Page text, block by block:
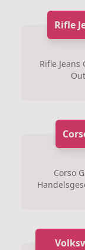
Rifle
Rifle Jeans
Corso